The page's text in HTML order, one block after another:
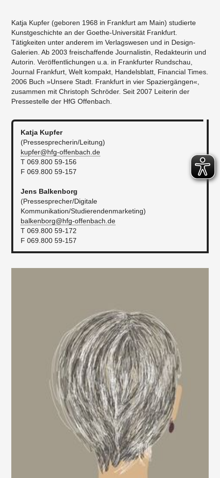
Katja Kupfer (geboren 1968 in Frankfurt am Main) studierte
Kunstgeschichte an der Goethe-Universität Frankfurt.
Tätigkeiten unter anderem im Verlagswesen und in Design-
Galerien. Ab 2003 freischaffende Journalistin, Redakteurin und
Autorin. Veröffentlichungen u.a. in Frankfurter Rundschau,
Journal Frankfurt, Welt kompakt, Handelsblatt, Financial Times.
2006 Buch »Unsere Stadt. Frankfurt in vier Spaziergängen«,
zusammen mit Christoph Schröder. Seit 2007 Leiterin der
Pressestelle der HfG Offenbach.
Katja Kupfer
(Pressesprecherin/Leitung)
kupfer@hfg-offenbach.de​
T 069.800 59-156
F 069.800 59-157
Jens Balkenborg
(Pressesprecher/Digitale
Kommunikation/Studierendenmarketing)
balkenborg@hfg-offenbach.de
T 069.800 59-172
F 069.800 59-157​